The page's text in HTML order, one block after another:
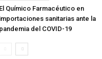
El Químico Farmacéutico en
importaciones sanitarias ante la
pandemia del COVID-19